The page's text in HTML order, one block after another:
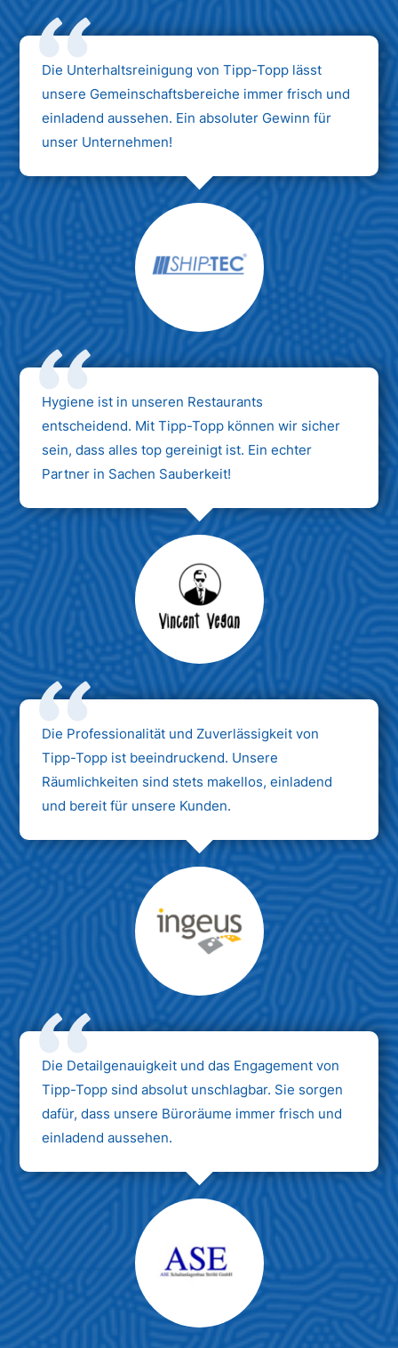
Die Unterhaltsreinigung von Tipp-Topp lässt
unsere Gemeinschaftsbereiche immer frisch und
einladend aussehen. Ein absoluter Gewinn für
unser Unternehmen!
Hygiene ist in unseren Restaurants
entscheidend. Mit Tipp-Topp können wir sicher
sein, dass alles top gereinigt ist. Ein echter
Partner in Sachen Sauberkeit!
Max Mustermann
Unternehmen AG
Die Professionalität und Zuverlässigkeit von
Tipp-Topp ist beeindruckend. Unsere
Räumlichkeiten sind stets makellos, einladend
und bereit für unsere Kunden.
Max Mustermann
Unternehmen AG
Die Detailgenauigkeit und das Engagement von
Tipp-Topp sind absolut unschlagbar. Sie sorgen
dafür, dass unsere Büroräume immer frisch und
einladend aussehen.
Max Mustermann